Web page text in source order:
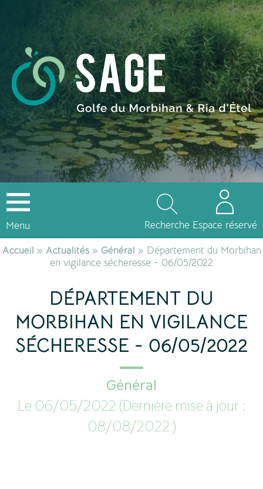
Recherche Espace réservé
Menu
Accueil » Actualités» Général » Département du Morbihan
en vigilance sécheresse - 06/05/2022
DÉPARTEMENT DU
MORBIHAN EN VIGILANCE
SÉCHERESSE - 06/05/2022
Général
Le 06/05/2022 (Dernière mise à jour :
08/08/2022)